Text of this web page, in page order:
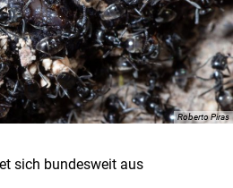
Roberto Piras
sich bundesweit aus